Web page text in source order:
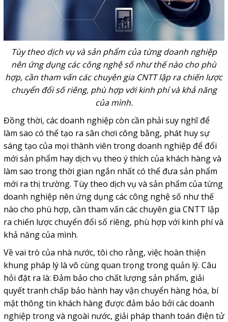
Tùy theo dịch vụ và sản phẩm của từng doanh nghiệp
nên ứng dụng các công nghệ số như thế nào cho phù
hợp, cần tham vấn các chuyên gia CNTT lập ra chiến lược
chuyển đổi số riêng, phù hợp với kinh phí và khả năng
của mình.
Đồng thời, các doanh nghiệp còn cần phải suy nghĩ để
làm sao có thể tạo ra sân chơi công bằng, phát huy sự
sáng tạo của mọi thành viên trong doanh nghiệp để đổi
mới sản phẩm hay dịch vụ theo ý thích của khách hàng và
làm sao trong thời gian ngắn nhất có thể đưa sản phẩm
mới ra thị trường. Tùy theo dịch vụ và sản phẩm của từng
doanh nghiệp nên ứng dụng các công nghệ số như thế
nào cho phù hợp, cần tham vấn các chuyên gia CNTT lập
ra chiến lược chuyển đổi số riêng, phù hợp với kinh phí và
khả năng của mình.
Về vai trò của nhà nước, tôi cho rằng, việc hoàn thiện
khung pháp lý là vô cùng quan trọng trong quản lý. Câu
hỏi đặt ra là: Đảm bảo cho chất lượng sản phẩm, giải
quyết tranh chấp bảo hành hay vận chuyển hàng hóa, bí
mật thông tin khách hàng được đảm bảo bởi các doanh
nghiệp trong và ngoài nước, giải pháp thanh toán điện tử